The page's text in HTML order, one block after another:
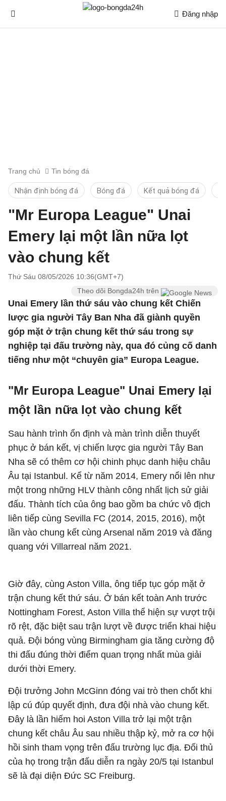
Đăng nhập
Trang chủ Tin bóng đá
Nhận định bóng đá Bóng đá Kết quả bóng đá
"Mr Europa League" Unai
Emery lại một lần nữa lọt
vào chung kết
Thứ Sáu 08/05/2026 10:36(GMT+7)
Theo dõi Bongda24h trên
Unai Emery lần thứ sáu vào chung kết Chiến
lược gia người Tây Ban Nha đã giành quyền
góp mặt ở trận chung kết thứ sáu trong sự
nghiệp tại đấu trường này, qua đó củng cố danh
tiếng như một “chuyên gia” Europa League.
"Mr Europa League" Unai Emery lại
một lần nữa lọt vào chung kết
Sau hành trình ổn định và màn trình diễn thuyết
phục ở bán kết, vị chiến lược gia người Tây Ban
Nha sẽ có thêm cơ hội chinh phục danh hiệu châu
Âu tại Istanbul. Kể từ năm 2014, Emery nổi lên như
một trong những HLV thành công nhất lịch sử giải
đấu. Thành tích của ông bao gồm ba chức vô địch
liên tiếp cùng Sevilla FC (2014, 2015, 2016), một
lần vào chung kết cùng Arsenal năm 2019 và đăng
quang với Villarreal năm 2021.
Giờ đây, cùng Aston Villa, ông tiếp tục góp mặt ở
trận chung kết thứ sáu. Ở bán kết toàn Anh trước
Nottingham Forest, Aston Villa thể hiện sự vượt trội
rõ rệt, đặc biệt sau trận lượt về được triển khai hiệu
quả. Đội bóng vùng Birmingham gia tăng cường độ
thi đấu đúng thời điểm quan trọng nhất mùa giải
dưới thời Emery.
Đội trưởng John McGinn đóng vai trò then chốt khi
lập cú đúp quyết định, đưa đội nhà vào chung kết.
Đây là lần hiếm hoi Aston Villa trở lại một trận
chung kết châu Âu sau nhiều thập kỷ, mở ra cơ hội
hồi sinh tham vọng trên đấu trường lục địa. Đối thủ
của họ trong trận đấu diễn ra ngày 20/5 tại Istanbul
sẽ là đại diện Đức SC Freiburg.